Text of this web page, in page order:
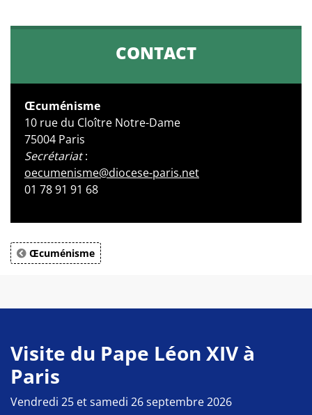
CONTACT
Œcuménisme
10 rue du Cloître Notre-Dame
75004 Paris
Secrétariat:
oecumenisme@diocese-paris.net
01 78 91 91 68
Œcuménisme
Visite du Pape Léon XIV à
Paris
Vendredi 25 et samedi 26 septembre 2026